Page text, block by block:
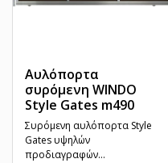
Αυλόπορτα
συρόμενη WINDO
Style Gates m490
Συρόμενη αυλόπορτα Style
Gates υψηλών
προδιαγραφών